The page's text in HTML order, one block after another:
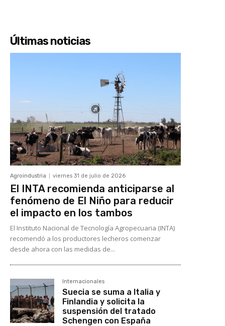
Últimas noticias
Agroindustria viernes 31 de julio de 2026
El INTA recomienda anticiparse al
fenómeno de El Niño para reducir
el impacto en los tambos
El Instituto Nacional de Tecnología Agropecuaria (INTA)
recomendó a los productores lecheros comenzar
desde ahora con las medidas de...
Internacionales
Suecia se suma a Italia y
Finlandia y solicita la
suspensión del tratado
Schengen con España